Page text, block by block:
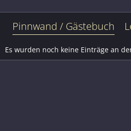
Pinnwand / Gästebuch
Es wurden noch keine Einträge an